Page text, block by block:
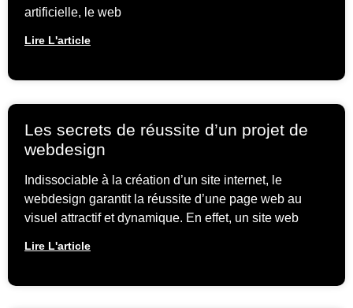
artificielle, le web
Lire L'article
Les secrets de réussite d’un projet de
webdesign
Indissociable à la création d’un site internet, le
webdesign garantit la réussite d’une page web au
visuel attractif et dynamique. En effet, un site web
Lire L'article